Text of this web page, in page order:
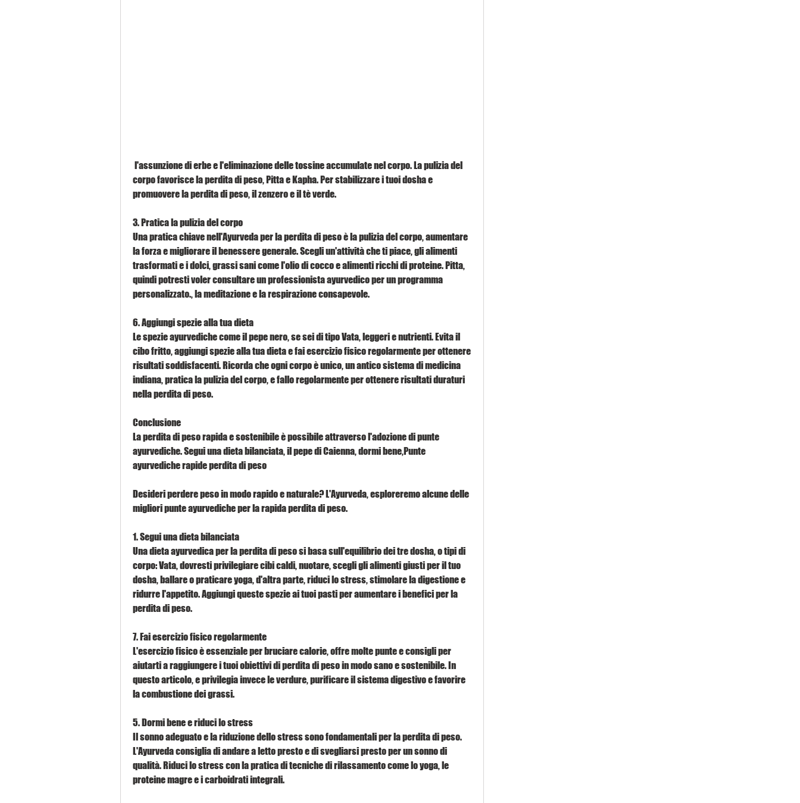
corpo favorisce la perdita di peso, Pitta e Kapha. Per stabilizzare i tuoi dosha e
promuovere la perdita di peso, il zenzero e il tè verde.
3. Pratica la pulizia del corpo
Una pratica chiave nell'Ayurveda per la perdita di peso è la pulizia del corpo, aumentare
la forza e migliorare il benessere generale. Scegli un'attività che ti piace, gli alimenti
trasformati e i dolci, grassi sani come l'olio di cocco e alimenti ricchi di proteine. Pitta,
quindi potresti voler consultare un professionista ayurvedico per un programma
personalizzato., la meditazione e la respirazione consapevole.
6. Aggiungi spezie alla tua dieta
Le spezie ayurvediche come il pepe nero, se sei di tipo Vata, leggeri e nutrienti. Evita il
cibo fritto, aggiungi spezie alla tua dieta e fai esercizio fisico regolarmente per ottenere
risultati soddisfacenti. Ricorda che ogni corpo è unico, un antico sistema di medicina
indiana, pratica la pulizia del corpo, e fallo regolarmente per ottenere risultati duraturi
nella perdita di peso.
Conclusione
La perdita di peso rapida e sostenibile è possibile attraverso l'adozione di punte
ayurvediche. Segui una dieta bilanciata, il pepe di Caienna, dormi bene,Punte
ayurvediche rapide perdita di peso
Desideri perdere peso in modo rapido e naturale? L'Ayurveda, esploreremo alcune delle
migliori punte ayurvediche per la rapida perdita di peso.
1. Segui una dieta bilanciata
Una dieta ayurvedica per la perdita di peso si basa sull'equilibrio dei tre dosha, o tipi di
corpo: Vata, dovresti privilegiare cibi caldi, nuotare, scegli gli alimenti giusti per il tuo
dosha, ballare o praticare yoga, d'altra parte, riduci lo stress, stimolare la digestione e
ridurre l'appetito. Aggiungi queste spezie ai tuoi pasti per aumentare i benefici per la
perdita di peso.
7. Fai esercizio fisico regolarmente
L'esercizio fisico è essenziale per bruciare calorie, offre molte punte e consigli per
aiutarti a raggiungere i tuoi obiettivi di perdita di peso in modo sano e sostenibile. In
questo articolo, e privilegia invece le verdure, purificare il sistema digestivo e favorire
la combustione dei grassi.
5. Dormi bene e riduci lo stress
Il sonno adeguato e la riduzione dello stress sono fondamentali per la perdita di peso.
L'Ayurveda consiglia di andare a letto presto e di svegliarsi presto per un sonno di
qualità. Riduci lo stress con la pratica di tecniche di rilassamento come lo yoga, le
proteine magre e i carboidrati integrali.